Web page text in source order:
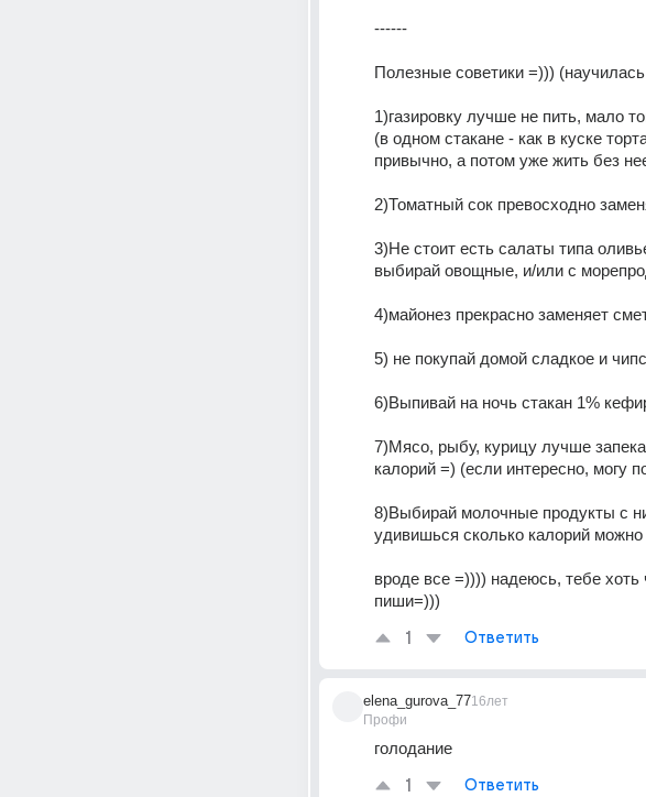
------
Полезные советики =)))
1)газировку лучше не пить, мало
(в одном стакане - как в куске
привычно, а потом уже жить без
2)Томатный сок превосходно
3)Не стоит есть салаты типа
выбирай овощные, и/или с
4)майонез прекрасно заменяет
5) не покупай домой сладкое и
6)Выпивай на ночь стакан 1%
7)Мясо, рыбу, курицу лучше
калорий =) (если интересно, могу
8)Выбирай молочные продукты с
удивишься сколько калорий
вроде все =)))) надеюсь, тебе
пиши=)))
1 Ответить
elena_gurova_77
Профи
16лет
голодание
1 Ответить